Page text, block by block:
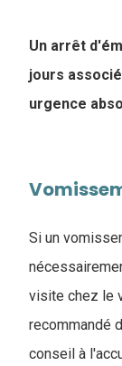
Un arrêt
jours
urgence
Si un
visite chez le
recommandé
conseil à